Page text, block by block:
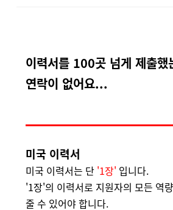
이력서를 100곳 넘게 제출했
연락이 없어요...
미국 이력서
미국 이력서는 단 '1장' 입니다.
'1장'의 이력서로 지원자의 모든 역
줄 수 있어야 합니다.